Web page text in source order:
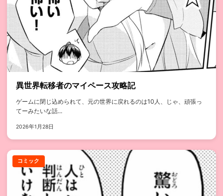
異世界転移者のマイペース攻略記
ゲームに閉じ込められて、元の世界に戻れるのは10人、じゃ、頑張っ
てーみたいな話...
2026年1月28日
コミック